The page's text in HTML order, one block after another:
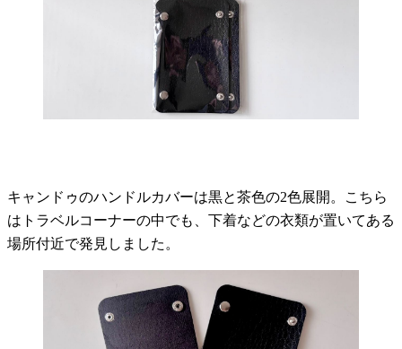
キャンドゥのハンドルカバーは黒と茶色の2色展開。こちら
はトラベルコーナーの中でも、下着などの衣類が置いてある
場所付近で発見しました。